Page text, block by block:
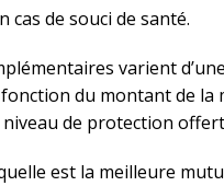
cas de souci de santé.
varient
du montant de la
de protection
est la meilleure